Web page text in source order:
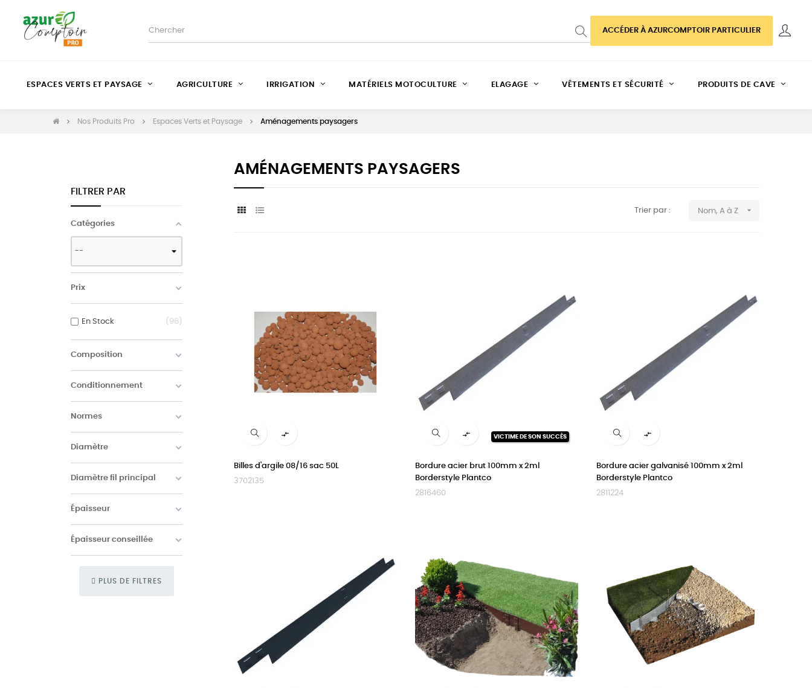
ACCÉDER À AZURCOMPTOIR PARTICULIER
ESPACES VERTS ET PAYSAGE AGRICULTURE IRRIGATION MATÉRIELS MOTOCULTURE ELAGAGE VÊTEMENTS ET SÉCURITÉ PRODUITS DE CAVE
Nos Produits Pro Espaces Verts et Paysage Aménagements paysagers
FILTRER PAR
Catégories
Prix
En Stock 96
Composition
Conditionnement
Normes
Diamètre
Diamètre fil principal
Épaisseur
Épaisseur conseillée
PLUS DE FILTRES
AMÉNAGEMENTS PAYSAGERS
Trier par : Nom, A à Z 

Billes d'argile 08/16 sac 50L
3702135
VICTIME DE SON SUCCÈS

Bordure acier brut 100mm x 2ml
Borderstyle Plantco
2816460

Bordure acier galvanisé 100mm x 2ml
Borderstyle Plantco
2811224